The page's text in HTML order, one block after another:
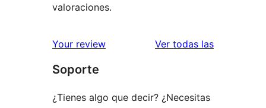
valoraciones.
Your review Ver todas las
Soporte
¿Tienes algo que decir? ¿Necesitas